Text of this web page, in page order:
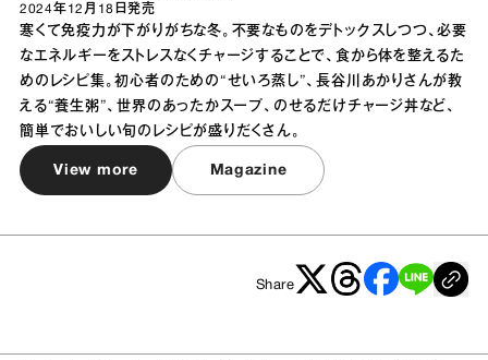
2024年12月18日 発売
寒くて免疫力が下がりがちな冬。不要なものをデトックスしつつ、必要
なエネルギーをストレスなくチャージすることで、食から体を整えるた
めのレシピ集。初心者のための“せいろ蒸し”、長谷川あかりさんが教
える“養生粥”、世界のあったかスープ、のせるだけチャージ丼など、
簡単でおいしい旬のレシピが盛りだくさん。
View more Magazine
Share